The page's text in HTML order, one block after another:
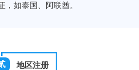
如泰国、阿联酋。
地区注册